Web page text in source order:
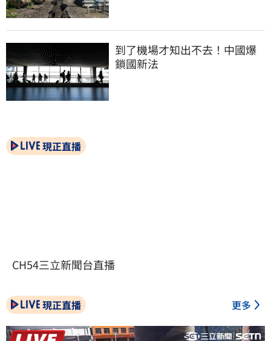
到了機場才知出不去！中國爆
鎖國新法
現正直播
CH54三立新聞台直播
現正直播 更多